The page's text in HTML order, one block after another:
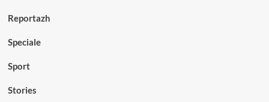
Reportazh
Speciale
Sport
Stories